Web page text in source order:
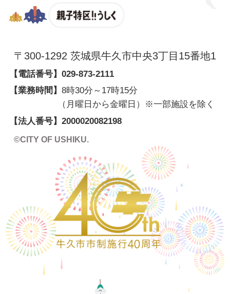
〒300-1292 茨城県牛久市中央3丁目15番地1
【電話番号】 029-873-2111
【業務時間】 8時30分～17時15分
（月曜日から金曜日）※一部施設を除く
【法人番号】 2000020082198
©CITY OF USHIKU.